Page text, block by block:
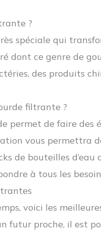
?
spéciale qui
dont ce genre de
des produits
filtrante ?
permet de faire des
vous permettra
de bouteilles
à tous les
voici les
futur proche, il est